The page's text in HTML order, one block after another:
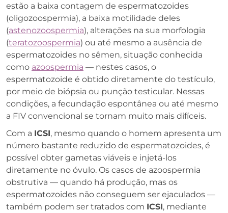
estão a baixa contagem de espermatozoides
(oligozoospermia), a baixa motilidade deles
(astenozoospermia), alterações na sua morfologia
(teratozoospermia) ou até mesmo a ausência de
espermatozoides no sêmen, situação conhecida
como azoospermia — nestes casos, o
espermatozoide é obtido diretamente do testículo,
por meio de biópsia ou punção testicular. Nessas
condições, a fecundação espontânea ou até mesmo
a FIV convencional se tornam muito mais difíceis.
Com a ICSI, mesmo quando o homem apresenta um
número bastante reduzido de espermatozoides, é
possível obter gametas viáveis e injetá-los
diretamente no óvulo. Os casos de azoospermia
obstrutiva — quando há produção, mas os
espermatozoides não conseguem ser ejaculados —
também podem ser tratados com ICSI, mediante